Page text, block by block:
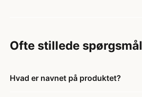
Ofte stillede spørgsmål
Hvad er navnet på produktet?